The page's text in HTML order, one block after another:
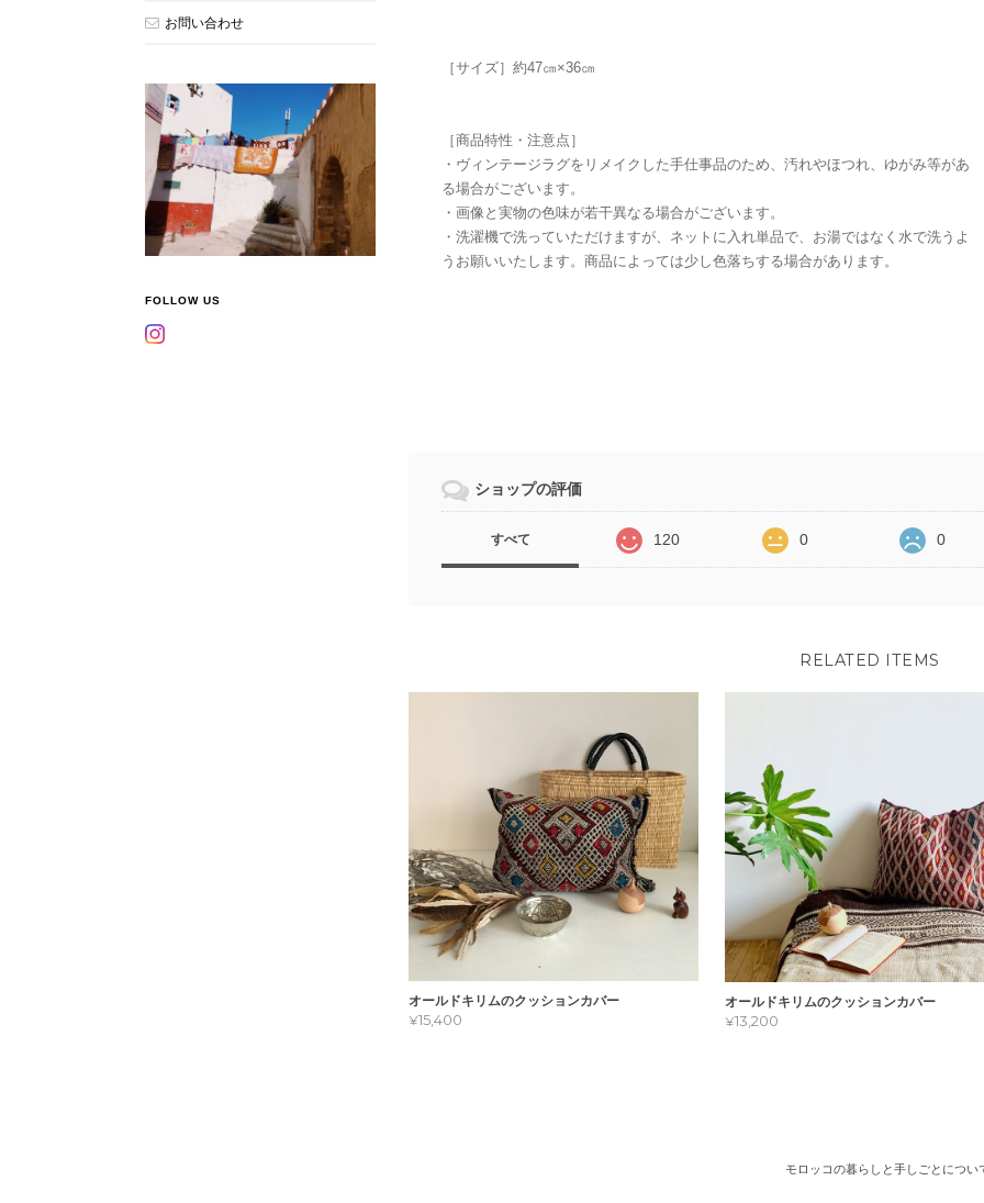
［サイズ］約47㎝×36㎝
［商品特性・注意点］
・ヴィンテージラグをリメイクした手仕事品のため、汚れやほつれ、ゆがみ等があ
る場合がございます。
・画像と実物の色味が若干異なる場合がございます。
・洗濯機で洗っていただけますが、ネットに入れ単品で、お湯ではなく水で洗うよ
うお願いいたします。商品によっては少し色落ちする場合があります。
ショップの評価
すべて 120 0 0
RELATED ITEMS
オールドキリムのクッションカバー
¥15,400
オールドキリムのクッションカバー
¥13,200
お問い合わせ
FOLLOW US
モロッコの暮らしと手しごとについ